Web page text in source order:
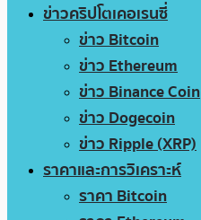
ข่าวคริปโตเคอเรนซี่
ข่าว Bitcoin
ข่าว Ethereum
ข่าว Binance Coin
ข่าว Dogecoin
ข่าว Ripple (XRP)
ราคาและการวิเคราะห์
ราคา Bitcoin